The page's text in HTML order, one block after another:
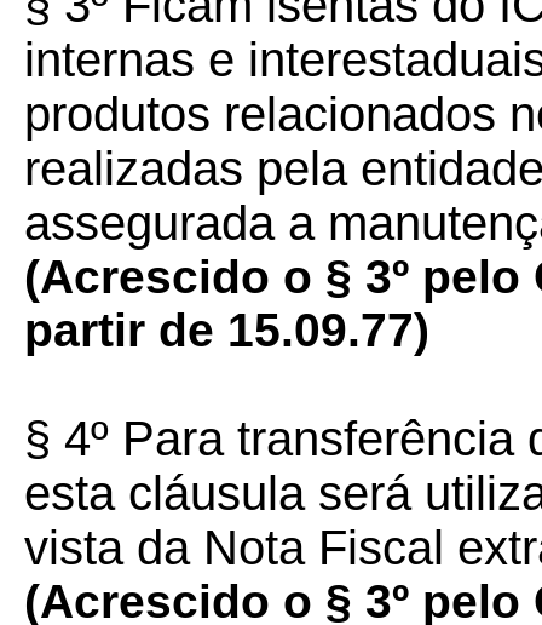
internas e
produtos relacionados
realizadas pela
assegurada a
(Acrescido o § 3º pelo
partir de 15.09.77)
§ 4º Para transferência
esta cláusula será
vista da Nota Fiscal
(Acrescido o § 3º pelo